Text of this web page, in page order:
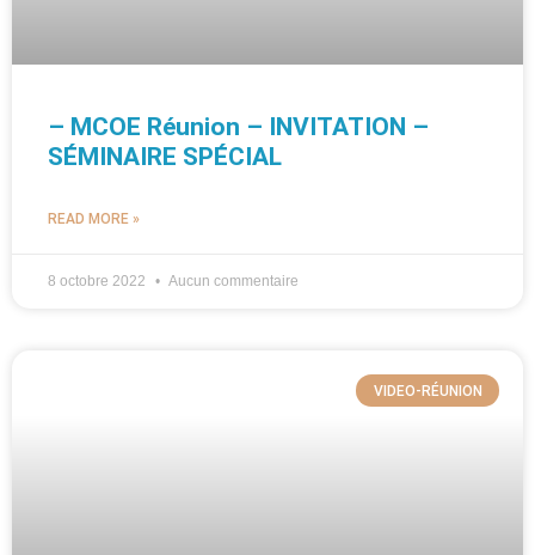
– MCOE Réunion – INVITATION –
SÉMINAIRE SPÉCIAL
READ MORE »
8 octobre 2022 Aucun commentaire
VIDEO-RÉUNION